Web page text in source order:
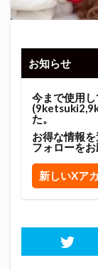
お知らせ
今まで使用
た。
お得な情報
フォローを
新しいXア